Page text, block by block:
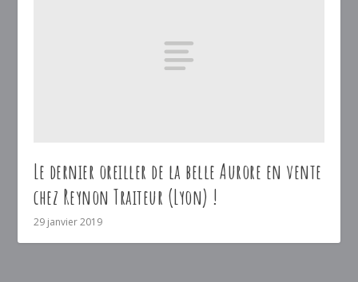
Le dernier oreiller de la belle Aurore en vente
chez Reynon Traiteur (Lyon) !
29 janvier 2019